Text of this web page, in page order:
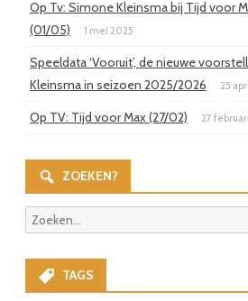
Op Tv: Simone Kleinsma bij Tijd voor
(01/05)
1 mei 2025
Speeldata ‘Vooruit’, de nieuwe
Kleinsma in seizoen 2025/2026
25
Op TV: Tijd voor Max (27/02) 27
ZOEKEN?
Zoeken
naar:
TAGS